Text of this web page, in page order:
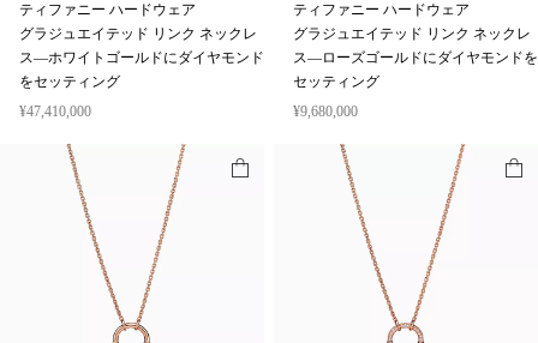
ティファニー ハードウェア
グラジュエイテッド リンク ネックレ
ス—ホワイトゴールドにダイヤモンド
をセッティング
¥47,410,000
ティファニー ハードウェア
グラジュエイテッド リンク ネックレ
ス—ローズゴールドにダイヤモンドを
セッティング
¥9,680,000